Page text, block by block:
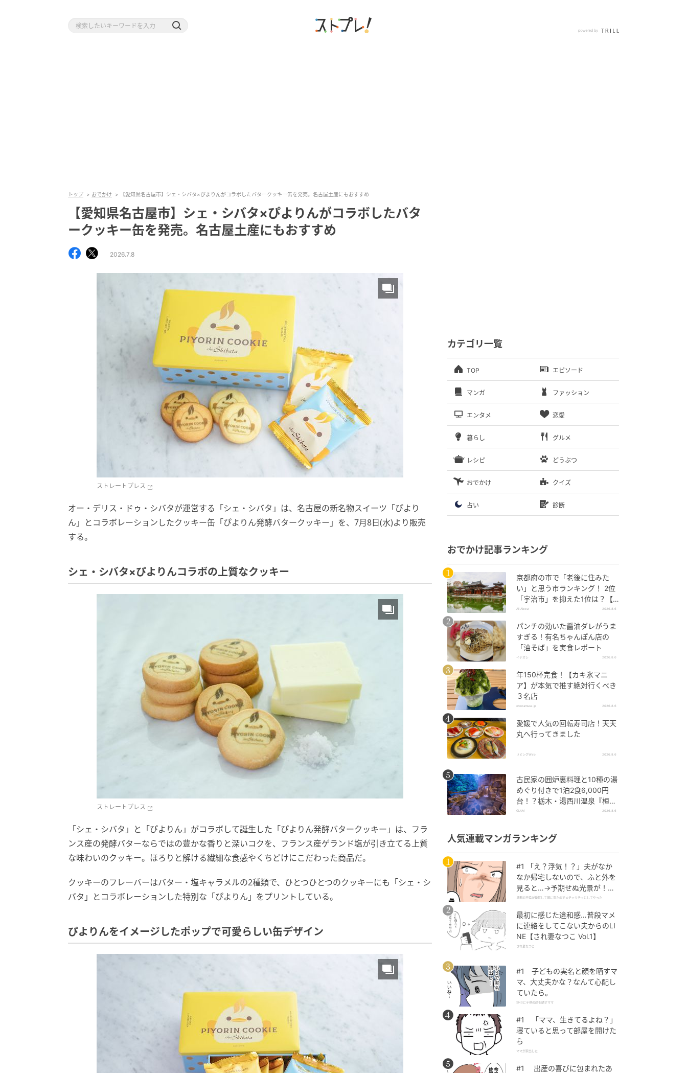
トップ おでかけ 【愛知県名古屋市】シェ・シバタ×ぴよりんがコラボしたバタークッキー缶を発売。名古屋土産にもおすすめ
【愛知県名古屋市】シェ・シバタ×ぴよりんがコラボしたバタ
ークッキー缶を発売。名古屋土産にもおすすめ
2026.7.8
ストレートプレス
オー・デリス・ドゥ・シバタが運営する「シェ・シバタ」は、名古屋の新名物スイーツ「ぴより
ん」とコラボレーションしたクッキー缶「ぴよりん発酵バタークッキー」を、7月8日(水)より販売
する。
シェ・シバタ×ぴよりんコラボの上質なクッキー
ストレートプレス
「シェ・シバタ」と「ぴよりん」がコラボして誕生した「ぴよりん発酵バタークッキー」は、フラ
ンス産の発酵バターならではの豊かな香りと深いコクを、フランス産ゲランド塩が引き立てる上質
な味わいのクッキー。ほろりと解ける繊細な食感やくちどけにこだわった商品だ。
クッキーのフレーバーはバター・塩キャラメルの2種類で、ひとつひとつのクッキーにも「シェ・シ
バタ」とコラボレーションした特別な「ぴよりん」をプリントしている。
ぴよりんをイメージしたポップで可愛らしい缶デザイン
カテゴリ一覧
TOP エピソード
マンガ ファッション
エンタメ 恋愛
暮らし グルメ
レシピ どうぶつ
おでかけ クイズ
占い 診断
おでかけ記事ランキング
京都府の市で「老後に住みた
い」と思う市ランキング！ 2位
「宇治市」を抑えた1位は？【2
026年調査】
All About 2026.8.6
パンチの効いた醤油ダレがうま
すぎる！有名ちゃんぽん店の
「油そば」を実食レポート
イチオシ 2026.8.6
年150杯完食！【カキ氷マニ
ア】が本気で推す絶対行くべき
３名店
otonamuse.jp 2026.8.6
愛媛で人気の回転寿司店！天天
丸へ行ってきました
リビングWeb 2026.8.6
古民家の囲炉裏料理と10種の湯
めぐり付きで1泊2食6,000円
台！？栃木・湯西川温泉『桓武
平氏ゆかりの宿 揚羽』で叶う秘
GLAM 2026.8.6
人気連載マンガランキング
#1 「え？浮気！？」夫がなか
なか帰宅しないので、ふと外を
見ると…→予期せぬ光景が！｜
旦那の不倫が発覚して頭に来た
旦那の不倫が発覚して頭に来たのでメチャクチャにしてやった
最初に感じた違和感…普段マメ
に連絡をしてこない夫からのLI
NE【され妻なつこ Vol.1】
され妻なつこ
#1 子どもの実名と顔を晒すマ
マ、大丈夫かな？なんて心配し
ていたら。
SNSに子供の顔を晒すママ
#1 「ママ、生きてるよね？」
寝ていると思って部屋を開けた
ら
ママが家出した
#1 出産の喜びに包まれたあ